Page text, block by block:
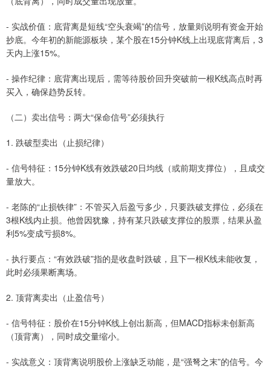
- 实战价值：底背离是短线“空头衰竭”的信号，放量则说明有资金开始
抄底。今年初的新能源板块，某个股在15分钟K线上出现底背离后，3
天内上涨15%。
- 操作纪律：底背离出现后，需等待股价回升突破前一根K线高点时再
买入，确保趋势反转。
（二）卖出信号：两大“保命信号”必须执行
1. 跌破型卖出（止损纪律）
- 信号特征：15分钟K线有效跌破20日均线（或前期支撑位），且成交
量放大。
- 老陈的“止损铁律”：不管买入后盈亏多少，只要跌破支撑位，必须在
3根K线内止损。他曾因犹豫，持有某只跌破支撑位的股票，结果从盈
利5%变成亏损8%。
- 执行要点：“有效跌破”指的是收盘时跌破，且下一根K线未能收复，
此时必须果断离场。
2. 顶背离卖出（止盈信号）
- 信号特征：股价在15分钟K线上创出新高，但MACD指标未创新高
（顶背离），同时成交量缩小。
- 实战意义：顶背离说明股价上涨缺乏动能，是“强弩之末”的信号。今